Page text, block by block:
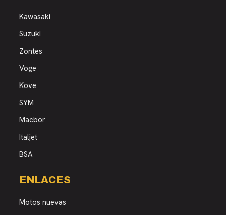
Kawasaki
Suzuki
Zontes
Voge
Kove
SYM
Macbor
Italjet
BSA
ENLACES
Motos nuevas